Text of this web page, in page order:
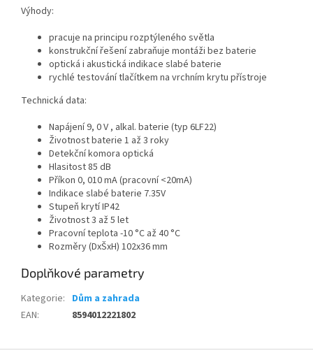
Výhody:
pracuje na principu rozptýleného světla
konstrukční řešení zabraňuje montáži bez baterie
optická i akustická indikace slabé baterie
rychlé testování tlačítkem na vrchním krytu přístroje
Technická data:
Napájení9, 0 V , alkal. baterie (typ 6LF22)
Životnost baterie 1 až 3 roky
Detekční komora optická
Hlasitost85 dB
Příkon 0, 010 mA (pracovní <20mA)
Indikace slabé baterie 7.35V
Stupeň krytíIP42
Životnost3 až 5 let
Pracovní teplota -10 °C až 40 °C
Rozměry (DxŠxH) 102x36 mm
Doplňkové parametry
Kategorie: Dům a zahrada
EAN: 8594012221802